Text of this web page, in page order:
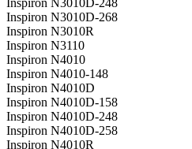
Inspiron N3010D-268
Inspiron N3010R
Inspiron N3110
Inspiron N4010
Inspiron N4010-148
Inspiron N4010D
Inspiron N4010D-158
Inspiron N4010D-248
Inspiron N4010D-258
Inspiron N4010R